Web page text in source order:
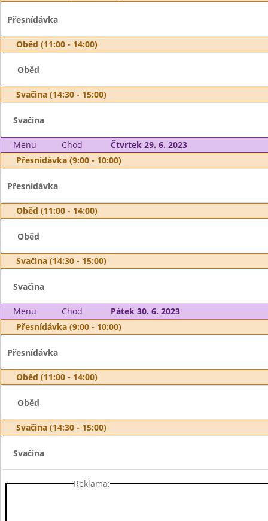
Přesnídávka
Oběd (11:00 - 14:00)
Oběd
Svačina (14:30 - 15:00)
Svačina
Menu Chod
Čtvrtek 29. 6. 2023
Přesnídávka (9:00 - 10:00)
Přesnídávka
Oběd (11:00 - 14:00)
Oběd
Svačina (14:30 - 15:00)
Svačina
Menu Chod
Pátek 30. 6. 2023
Přesnídávka (9:00 - 10:00)
Přesnídávka
Oběd (11:00 - 14:00)
Oběd
Svačina (14:30 - 15:00)
Svačina
Reklama: